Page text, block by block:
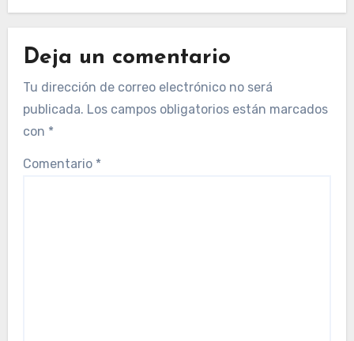
Deja un comentario
Tu dirección de correo electrónico no será
publicada. Los campos obligatorios están marcados
con *
Comentario *